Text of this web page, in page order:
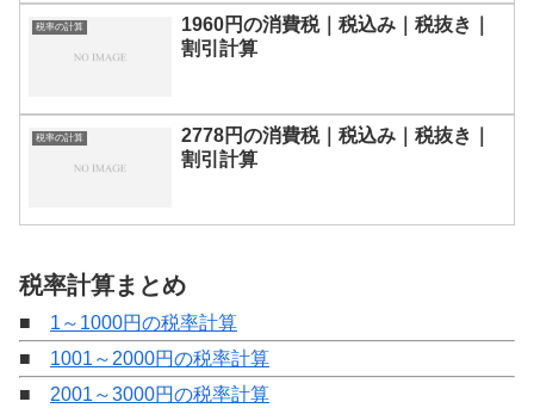
税率の計算
1960円の消費税｜税込み｜税抜き｜
割引計算
税率の計算
2778円の消費税｜税込み｜税抜き｜
割引計算
税率計算まとめ
■ 1～1000円の税率計算
■ 1001～2000円の税率計算
■ 2001～3000円の税率計算